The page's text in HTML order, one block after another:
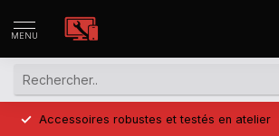
MENU
Accessoires robustes et testés en atelier